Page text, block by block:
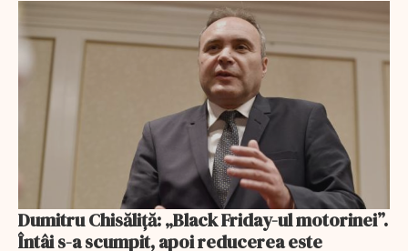
Dumitru Chisăliță: „Black Friday-ul motorinei”.
Întâi s-a scumpit, apoi reducerea este